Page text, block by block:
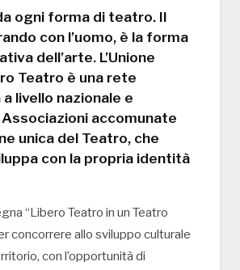
ogni forma di teatro. Il
con l’uomo, è la forma
dell’arte. L’Unione
Teatro è una rete
livello nazionale e
accomunate
unica del Teatro, che
con la propria identità
“Libero Teatro in un Teatro
concorrere allo sviluppo culturale
con l’opportunità di